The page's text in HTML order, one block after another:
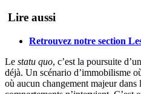
Lire aussi
Retrouvez notre section
Le statu quo, c’est la poursuite
déjà. Un scénario d’immobilisme
où aucun changement majeur